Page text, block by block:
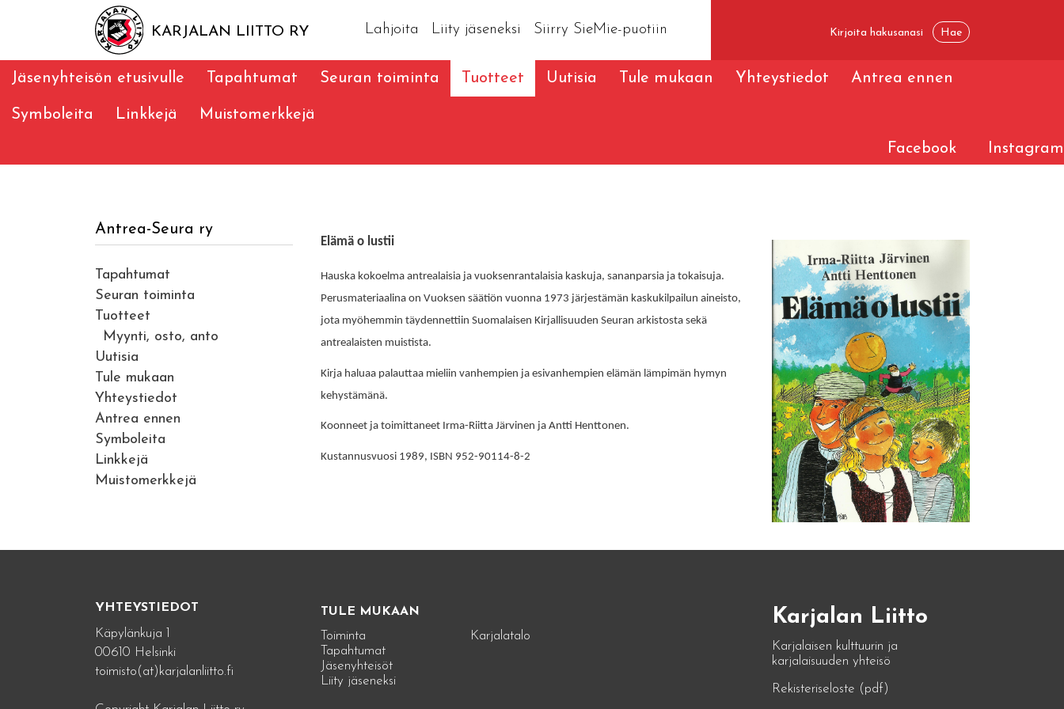
KARJALAN LIITTO RY Lahjoita Liity jäseneksi Siirry SieMie-puotiin
Jäsenyhteisön etusivulle Tapahtumat Seuran toiminta Tuotteet Uutisia Tule mukaan Yhteystiedot Antrea ennen
Symboleita Linkkejä Muistomerkkejä
Facebook Instagram
Antrea-Seura ry
Tapahtumat
Seuran toiminta
Tuotteet
Myynti, osto, anto
Uutisia
Tule mukaan
Yhteystiedot
Antrea ennen
Symboleita
Linkkejä
Muistomerkkejä
Elämä o lustii
Hauska kokoelma antrealaisia ja vuoksenrantalaisia kaskuja, sananparsia ja tokaisuja.
Perusmateriaalina on Vuoksen säätiön vuonna 1973 järjestämän kaskukilpailun aineisto,
jota myöhemmin täydennettiin Suomalaisen Kirjallisuuden Seuran arkistosta sekä
antrealaisten muistista.
Kirja haluaa palauttaa mieliin vanhempien ja esivanhempien elämän lämpimän hymyn
kehystämänä.
Koonneet ja toimittaneet Irma-Riitta Järvinen ja Antti Henttonen.
Kustannusvuosi 1989, ISBN 952-90114-8-2
YHTEYSTIEDOT
Käpylänkuja 1
00610 Helsinki
toimisto(at)karjalanliitto.fi
TULE MUKAAN
Toiminta
Tapahtumat
Jäsenyhteisöt
Liity jäseneksi
Karjalatalo
Karjalan Liitto
Karjalaisen kulttuurin ja
karjalaisuuden yhteisö
Rekisteriseloste (pdf)